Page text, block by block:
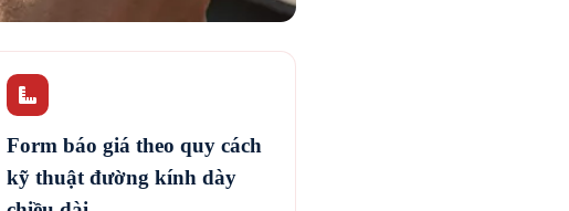
Form báo giá theo quy cách
kỹ thuật đường kính dày